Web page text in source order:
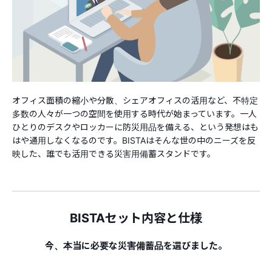
オフィス面積の縮小や分散、シェアオフィスの活用など、不特定
多数の人々が一つの空間を使用する時代が始まっています。一人
ひとりのデスクやロッカーに防災用品を備える、という発想はも
はや通用しなくなるのです。BISTAはそんな世の中のニーズを反
映した、誰でも活用できる災害用備蓄スタンドです。
BISTAセット内容と仕様
今、本当に必要な災害備蓄品を選びました。